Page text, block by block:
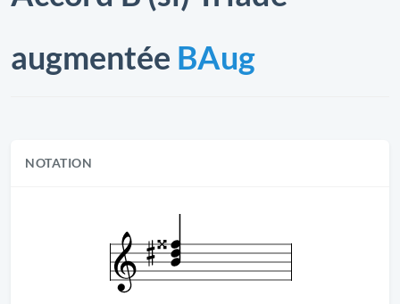
augmentée BAug
NOTATION